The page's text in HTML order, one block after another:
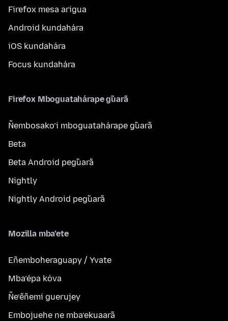
Firefox mesa arigua
Android kundahára
iOS kundahára
Focus kundahára
Firefox Mboguatahárape g̃uarã
Ñembosako’i mboguatahárape g̃uarã
Beta
Beta Android peg̃uarã
Nightly
Nightly Android peg̃uarã
Mozilla mba’ete
Eñemboheraguapy / Yvate
Mba’épa kóva
Ñe’ẽñemi guerujey
Embojuehe ne mba’ekuaarã